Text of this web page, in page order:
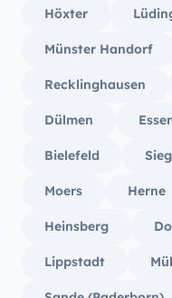
Höxter
Münster Handorf
Recklinghausen
Dülmen
Bielefeld
Moers Herne
Heinsberg
Lippstadt